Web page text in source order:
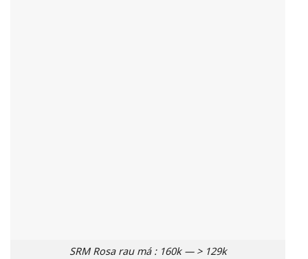
SRM Rosa rau má : 160k — > 129k